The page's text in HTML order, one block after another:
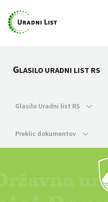
GLASILO URADNI LIST RS
Glasilo Uradni list RS
Preklic dokumentov